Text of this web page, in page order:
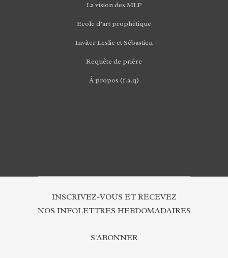
La vision des MLP
Ecole d’art prophétique
Inviter Leslie et Sébastien
Requête de prière
À propos (f.a.q)
INSCRIVEZ-VOUS ET RECEVEZ
NOS INFOLETTRES HEBDOMADAIRES
S'ABONNER